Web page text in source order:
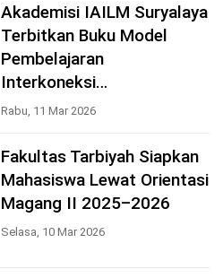
Akademisi IAILM Suryalaya
Terbitkan Buku Model
Pembelajaran
Interkoneksi…
Rabu, 11 Mar 2026
Fakultas Tarbiyah Siapkan
Mahasiswa Lewat Orientasi
Magang II 2025–2026
Selasa, 10 Mar 2026